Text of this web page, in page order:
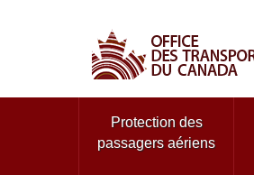
Sélection
de
la
langue
Menu
des
sujets
Protection des
passagers aériens